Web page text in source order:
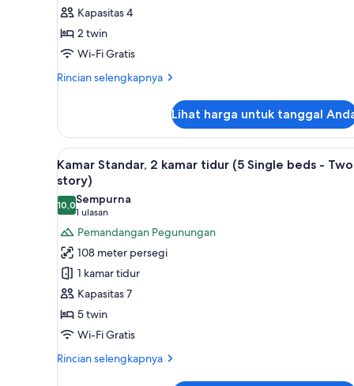
kamar
tidur
(Twin
-
Kapasitas 4
2 twin
Wi-Fi Gratis
Rincian selengkapnya
Rincian
Kamar
Standar,
1
kamar
(Twin
-
Two
story)
Lihat harga untuk tanggal
Lihat
semua
foto
untuk
Kamar
Standar,
2
kamar
tidur
(5
Single
beds
1 kamar tidur, seprai
12
Kamar Standar, 2 kamar tidur (5 Single beds - Two
story)
10,010,0 dari 10
Sempurna
1 ulasan
(1
ulasan)
Pemandangan Pegunungan
108 meter persegi
1 kamar tidur
Kapasitas 7
5 twin
Wi-Fi Gratis
Rincian selengkapnya
Rincian